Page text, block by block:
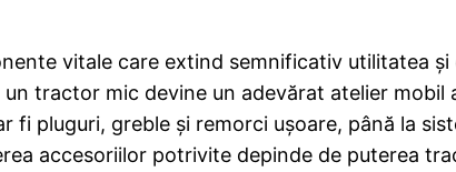
vitale care extind semnificativ utilitatea
tractor mic devine un adevărat atelier
fi pluguri, greble și remorci ușoare, până la
accesoriilor potrivite depinde de puterea